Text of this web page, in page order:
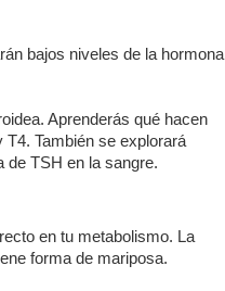
bajos niveles de la hormona
Aprenderás qué hacen
También se explorará
de TSH en la sangre.
en tu metabolismo. La
forma de mariposa.